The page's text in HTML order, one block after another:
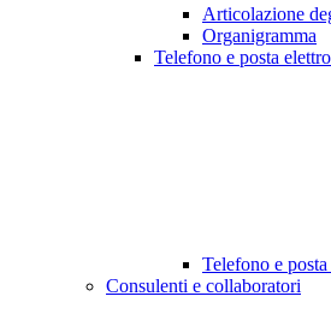
Articolazione
Organigramma
Telefono e posta
Telefono e
Consulenti e collaboratori